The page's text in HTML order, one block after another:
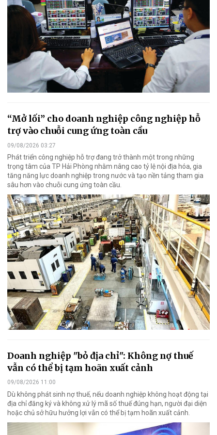
“Mở lối” cho doanh nghiệp công nghiệp hỗ
trợ vào chuỗi cung ứng toàn cầu
09/08/2026 03:27
Phát triển công nghiệp hỗ trợ đang trở thành một trong những
trọng tâm của TP Hải Phòng nhằm nâng cao tỷ lệ nội địa hóa, gia
tăng năng lực doanh nghiệp trong nước và tạo nền tảng tham gia
sâu hơn vào chuỗi cung ứng toàn cầu.
Doanh nghiệp "bỏ địa chỉ": Không nợ thuế
vẫn có thể bị tạm hoãn xuất cảnh
09/08/2026 11:00
Dù không phát sinh nợ thuế, nếu doanh nghiệp không hoạt động tại
địa chỉ đăng ký và không xử lý mã số thuế đúng hạn, người đại diện
hoặc chủ sở hữu hưởng lợi vẫn có thể bị tạm hoãn xuất cảnh.